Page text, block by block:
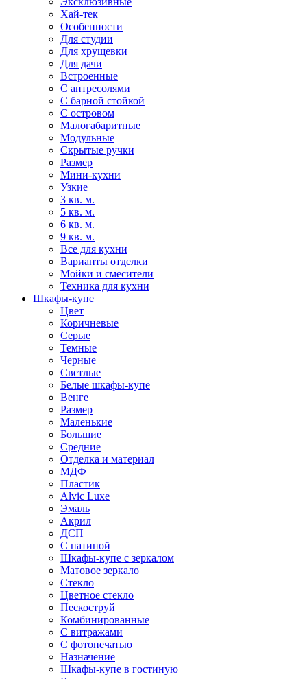
Хай-тек
Особенности
Для студии
Для хрущевки
Для дачи
Встроенные
С антресолями
С барной стойкой
С островом
Малогабаритные
Модульные
Скрытые ручки
Размер
Мини-кухни
Узкие
3 кв. м.
5 кв. м.
6 кв. м.
9 кв. м.
Все для кухни
Варианты отделки
Мойки и смесители
Техника для кухни
Шкафы-купе
Цвет
Коричневые
Серые
Темные
Черные
Светлые
Белые шкафы-купе
Венге
Размер
Маленькие
Большие
Средние
Отделка и материал
МДФ
Пластик
Alvic Luxe
Эмаль
Акрил
ДСП
С патиной
Шкафы-купе с зеркалом
Матовое зеркало
Стекло
Цветное стекло
Пескоструй
Комбинированные
С витражами
С фотопечатью
Назначение
Шкафы-купе в гостиную